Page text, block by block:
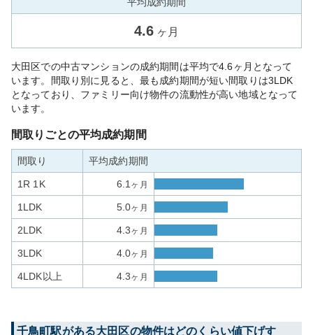
4.6 ヶ月
大田区での中古マンションの成約期間は平均で4.6ヶ月となって
います。間取り別に見ると、最も成約期間が短い間取りは3LDK
となっており、ファミリー向け物件の流動性が高い地域となって
います。
間取りごとの平均成約期間
間取り 平均成約期間
1R 1K 6.1 ヶ月
1LDK 5.0ヶ月
2LDK 4.3ヶ月
3LDK 4.0ヶ月
4LDK以上 4.3ヶ月
千鳥町駅がある大田区の物件はどのくらい値下げす